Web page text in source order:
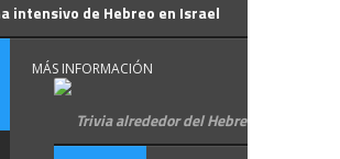
intensivo de Hebreo en Israel
MÁS INFORMACIÓN
Trivia alrededor del Hebreo moderno